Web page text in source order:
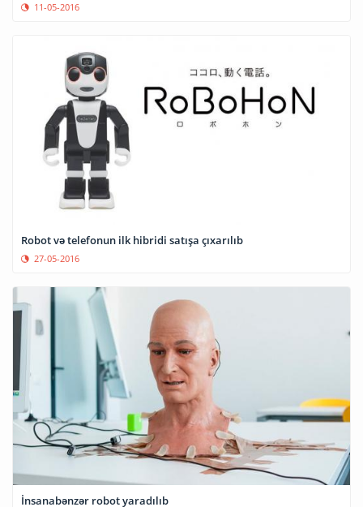
11-05-2016
Robot və telefonun ilk hibridi satışa çıxarılıb
27-05-2016
İnsanabənzər robot yaradılıb